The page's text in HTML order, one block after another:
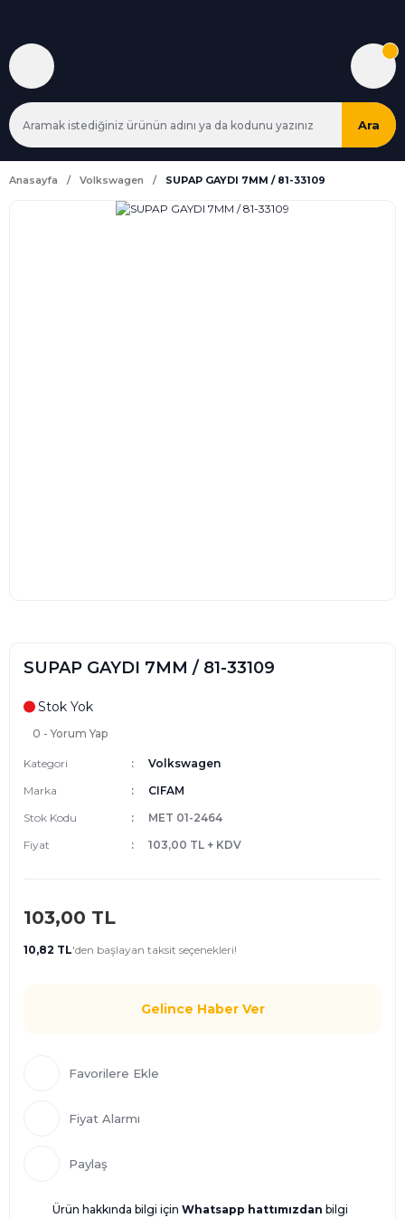
Ara
Anasayfa Volkswagen SUPAP GAYDI 7MM / 81-33109
SUPAP GAYDI 7MM / 81-33109
Stok Yok
0 - Yorum Yap
Kategori
Volkswagen
Marka
CIFAM
Stok Kodu
MET 01-2464
Fiyat
103,00 TL + KDV
103,00 TL
10,82 TL'den başlayan taksit seçenekleri!
Gelince Haber Ver
Fiyat Alarmı
Paylaş
Ürün hakkında bilgi için Whatsapp hattımızdan bilgi